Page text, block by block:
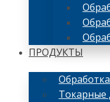
ПРОДУКТЫ
Токарные